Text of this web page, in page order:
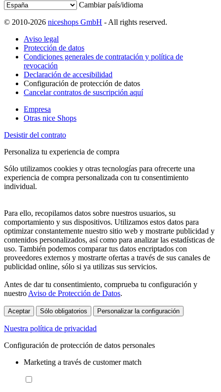
Cambiar país/idioma
© 2010-2026 niceshops GmbH - All rights reserved.
Aviso legal
Protección de datos
Condiciones generales de contratación y política de
revocación
Declaración de accesibilidad
Configuración de protección de datos
Cancelar contratos de suscripción aquí
Empresa
Otras nice Shops
Desistir del contrato
Personaliza tu experiencia de compra
Sólo utilizamos cookies y otras tecnologías para ofrecerte una
experiencia de compra personalizada con tu consentimiento
individual.
Para ello, recopilamos datos sobre nuestros usuarios, su
comportamiento y sus dispositivos. Utilizamos estos datos para
optimizar constantemente nuestro sitio web y mostrarte publicidad y
contenidos personalizados, así como para analizar las estadísticas de
uso. También podemos comparar tus datos encriptados con
proveedores externos y mostrarte ofertas a través de sus canales de
publicidad online, sólo si ya utilizas sus servicios.
Antes de dar tu consentimiento, comprueba tu configuración y
nuestro Aviso de Protección de Datos.
Aceptar Sólo obligatorios Personalizar la configuración
Nuestra política de privacidad
Configuración de protección de datos personales
Marketing a través de customer match